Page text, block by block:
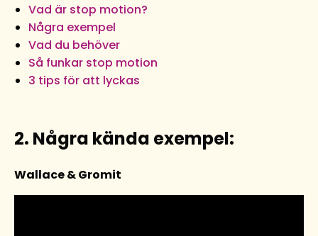
Vad är stop motion?
Några exempel
Vad du behöver
Så funkar stop motion
3 tips för att lyckas
2. Några kända exempel:
Wallace & Gromit